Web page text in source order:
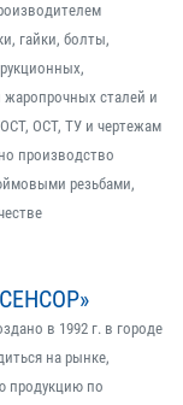
гайки, болты,
сталей и
ОСТ, ТУ и чертежам
производство
резьбами,
в 1992 г. в городе
на рынке,
продукцию по